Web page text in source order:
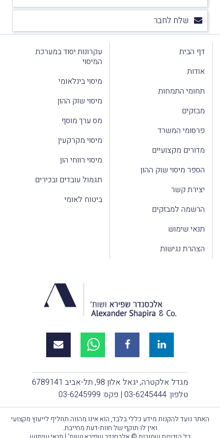
שלח לחבר
דף הבית
אודות
תחומי התמחות
מבזקים
פרסומי המשרד
מדורים מקצועיים
הספר מיסוי שוק ההון
יצירת קשר
הרשמה למבזקים
תנאי שימוש
הצהרת נגישות
עקרונות יסוד במערכת
המיסוי
מיסוי בינלאומי
מיסוי שוק ההון
מס ערך מוסף
מיסוי מקרקעין
מיסוי רווחי הון
תגמול עובדים ובכירים
ביטוח לאומי
מגדל אלקטרה, יגאל אלון 98, תל-אביב 6789141
טלפון: 03-6245444 | פקס: 03-6245999
האתר נועד להקנות מידע כללי בלבד, הוא אינו מהווה תחליף לייעוץ מקצועי
ואין לו תוקף של חוות-דעת מחייבת.